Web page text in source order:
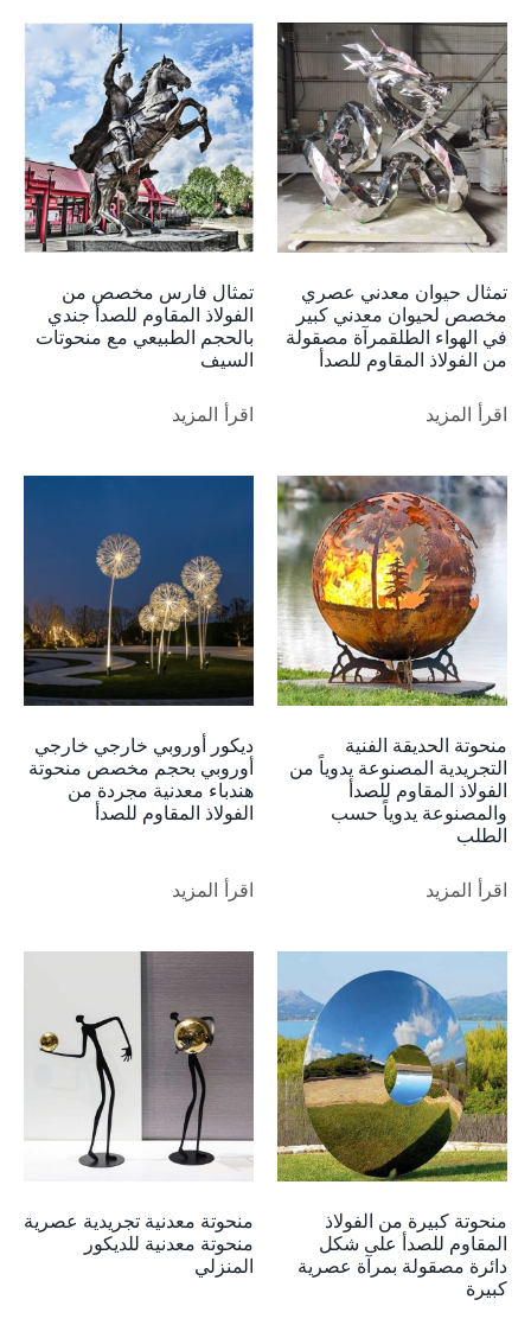
تمثال حيوان معدني عصري
مخصص لحيوان معدني كبير
في الهواء الطلقمرآة مصقولة
من الفولاذ المقاوم للصدأ
اقرأ المزيد
تمثال فارس مخصص من
الفولاذ المقاوم للصدأ جندي
بالحجم الطبيعي مع منحوتات
السيف
اقرأ المزيد
منحوتة الحديقة الفنية
التجريدية المصنوعة يدوياً من
الفولاذ المقاوم للصدأ
والمصنوعة يدوياً حسب
الطلب
اقرأ المزيد
ديكور أوروبي خارجي خارجي
أوروبي بحجم مخصص منحوتة
هندباء معدنية مجردة من
الفولاذ المقاوم للصدأ
اقرأ المزيد
منحوتة كبيرة من الفولاذ
المقاوم للصدأ على شكل
دائرة مصقولة بمرآة عصرية
كبيرة
منحوتة معدنية تجريدية عصرية
منحوتة معدنية للديكور
المنزلي